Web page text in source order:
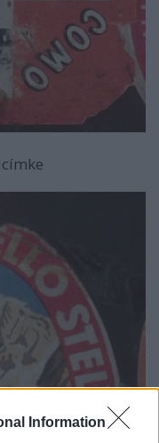
Information